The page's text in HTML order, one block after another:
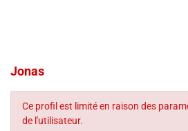
Jonas
Ce profil est limité en raison des
de l'utilisateur.